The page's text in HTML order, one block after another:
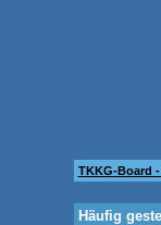
TKKG-Board
Häufig